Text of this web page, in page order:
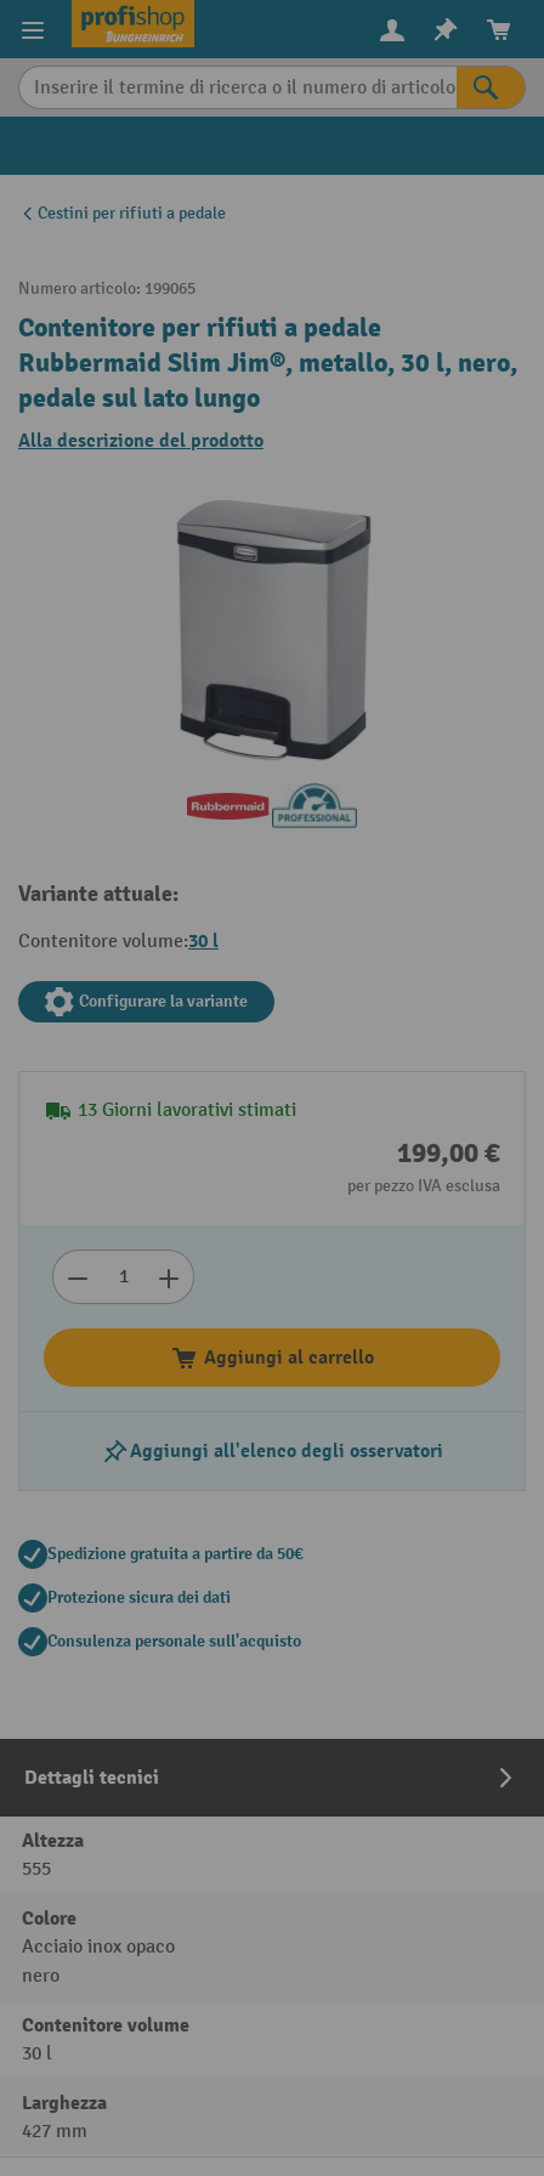
content
Cestini per rifiuti a pedale
Numero articolo: 199065
Contenitore per rifiuti a pedale
Rubbermaid Slim Jim®, metallo, 30 l, nero,
pedale sul lato lungo
Alla descrizione del prodotto
Variante attuale:
Contenitore volume:30 l
Configurare la variante
13 Giorni lavorativi stimati
199,00 €
per pezzo IVA esclusa
Aggiungi al carrello
Aggiungi all'elenco degli osservatori
Spedizione gratuita a partire da 50€
Protezione sicura dei dati
Consulenza personale sull'acquisto
Dettagli tecnici
Altezza
555
Colore
Acciaio inox opaco
nero
Contenitore volume
30 l
Larghezza
427 mm